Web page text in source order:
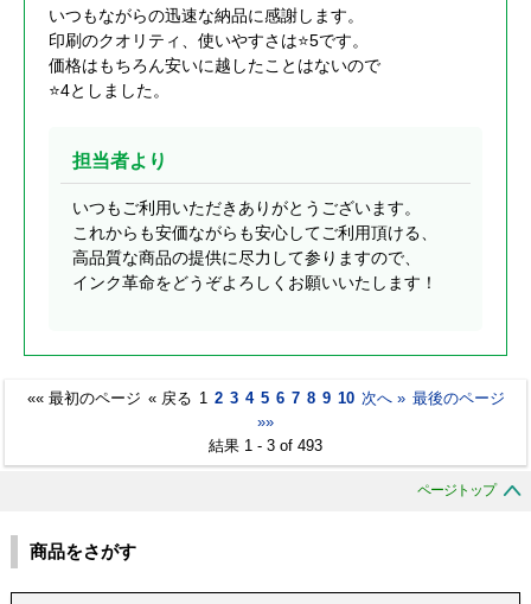
いつもながらの迅速な納品に感謝します。
印刷のクオリティ、使いやすさは⭐️5です。
価格はもちろん安いに越したことはないので
⭐️4としました。
担当者より
いつもご利用いただきありがとうございます。
これからも安価ながらも安心してご利用頂ける、
高品質な商品の提供に尽力して参りますので、
インク革命をどうぞよろしくお願いいたします！
«« 最初のページ « 戻る 1 2 3 4 5 6 7 8 9 10 次へ » 最後のページ
»»
結果 1 - 3 of 493
ページトップ
商品をさがす